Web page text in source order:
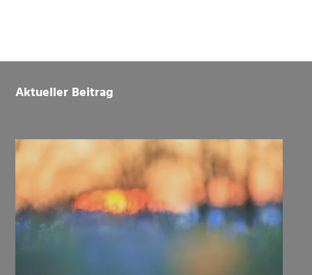
Footer
Aktueller Beitrag